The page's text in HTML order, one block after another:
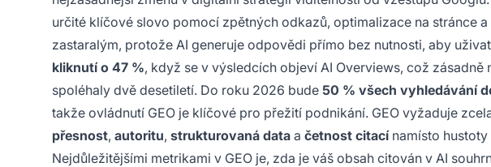
určité klíčové slovo pomocí zpětných odkazů, optimalizace na stránce
zastaralým, protože AI generuje odpovědi přímo bez nutnosti, aby
kliknutí o 47 %, když se v výsledcích objeví AI Overviews, což
spoléhaly dvě desetiletí. Do roku 2026 bude 50 % všech vyhledávání
takže ovládnutí GEO je klíčové pro přežití podnikání. GEO vyžaduje
přesnost, autoritu, strukturovaná data a četnost citacínamísto
Nejdůležitějšími metrikami v GEO je, zda je váš obsah citován v AI